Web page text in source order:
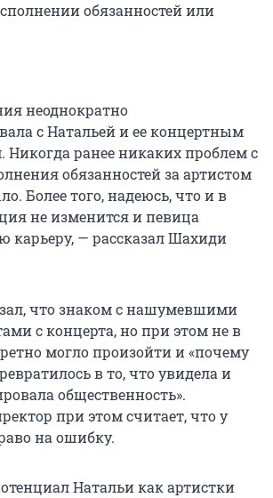
обязанностей или
неоднократно
с Натальей и ее концертным
ранее никаких проблем с
обязанностей за артистом
Более того, надеюсь, что и в
не изменится и певица
карьеру, — рассказал Шахиди
что знаком с нашумевшими
с концерта, но при этом не в
могло произойти и «почему
в то, что увидела и
общественность».
при этом считает, что у
на ошибку.
Натальи как артистки